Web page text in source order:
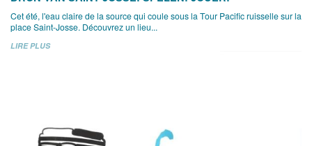
Cet été, l'eau claire de la source qui coule sous la Tour Pacific ruisselle sur la
place Saint-Josse. Découvrez un lieu...
LIRE PLUS